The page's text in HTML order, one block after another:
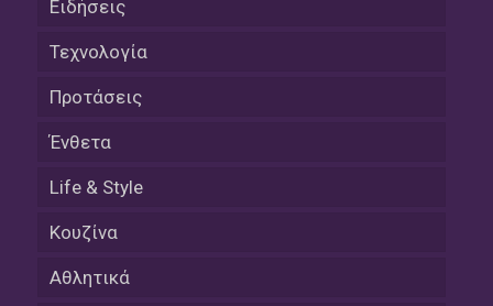
Ειδήσεις
Τεχνολογία
Προτάσεις
Ένθετα
Life & Style
Κουζίνα
Αθλητικά